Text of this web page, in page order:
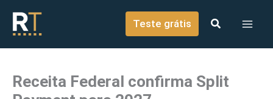
conteúdo
Teste grátis
Receita Federal confirma Split